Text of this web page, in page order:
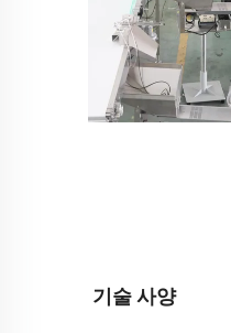
기술 사양